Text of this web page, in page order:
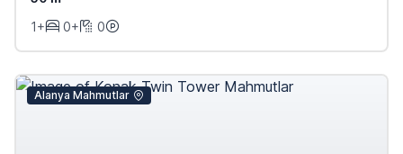
1+
0+ 0
Alanya Mahmutlar